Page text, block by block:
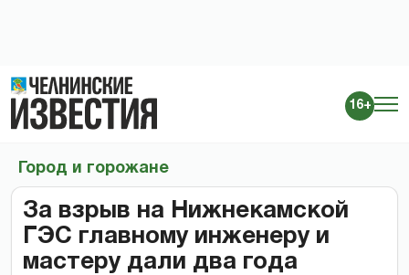
16+
Город и горожане
За взрыв на Нижнекамской
ГЭС главному инженеру и
мастеру дали два года